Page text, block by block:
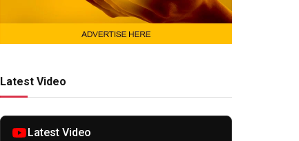
Latest Video
Latest Video